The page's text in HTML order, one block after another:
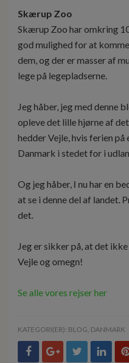
Skærup Zoo
Skærup Zoo har omkring
god mulighed for at
dem, og der er masser af
lege på legepladserne.
Jeg håber, jeg med denne
opleve det lille hjørne af
hedder Vejle, hvis ferien
Danmark i stedet for i
Og jeg håber, I nu har en
at se i denne del af landet.
det.
Jeg er sikker på, at det
Vejle og omegn!
Se alle vores rejser her
KATEGORI(ER): BLOG, DANMARK